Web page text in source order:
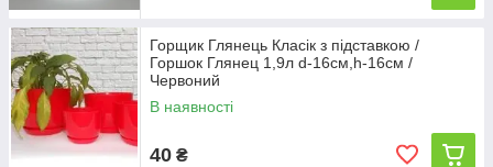
Горщик Глянець Класік з підставкою /
Горшок Глянец 1,9л d-16см,h-16см /
Червоний
В наявності
40 ₴